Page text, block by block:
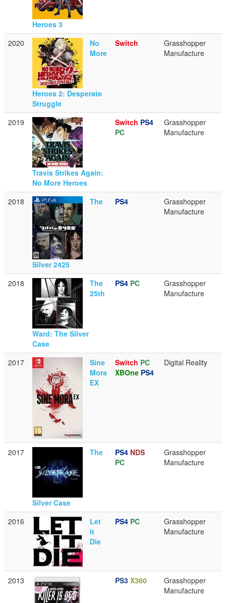
Heroes 3
2020
No
More
Heroes 2: Desperate
Struggle
Switch
Grasshopper
Manufacture
2019
Travis Strikes Again:
No More Heroes
Switch PS4
PC
Grasshopper
Manufacture
2018 The
Silver 2425
PS4
Grasshopper
Manufacture
2018
The
25th
Ward: The Silver
Case
PS4 PC
Grasshopper
Manufacture
2017
Sine
Mora
EX
Switch PC
XBOne PS4
Digital Reality
2017 The
Silver Case
PS4 NDS
PC
Grasshopper
Manufacture
2016
Let
it
Die
PS4 PC
Grasshopper
Manufacture
2013 PS3 X360
Grasshopper
Manufacture